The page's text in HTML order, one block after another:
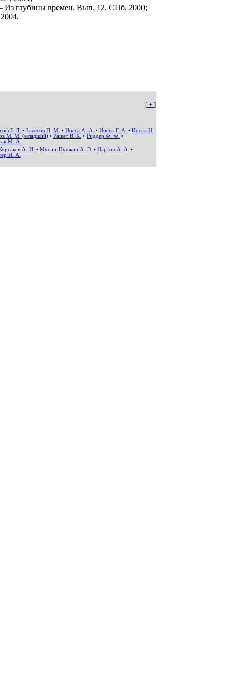
Из глубины времен. Вып. 12. СПб, 2000;
[ + ]
Г. Л. • Залесов П. М. • Иосса А. А. • Иосса Г. А. • Иосса Н.
М. М. (младший) • Рашет В. К. • Риддер Ф. Ф. •
М. А.
А. И. • Мусин-Пушкин А. Э. • Нартов А. А.
•
И. А.